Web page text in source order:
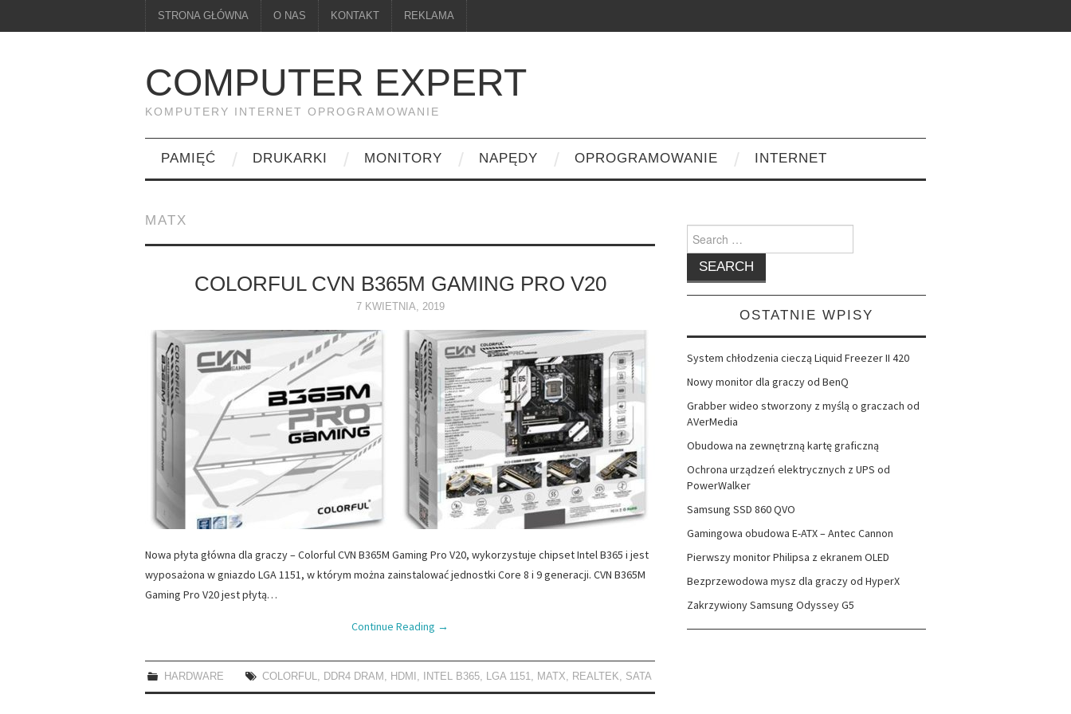
STRONA GŁÓWNA O NAS KONTAKT REKLAMA
COMPUTER EXPERT
KOMPUTERY INTERNET OPROGRAMOWANIE
PAMIĘĆ DRUKARKI MONITORY NAPĘDY OPROGRAMOWANIE INTERNET
MATX
COLORFUL CVN B365M GAMING PRO V20
7 KWIETNIA, 2019
Nowa płyta główna dla graczy – Colorful CVN B365M Gaming Pro V20, wykorzystuje chipset Intel B365 i jest
wyposażona w gniazdo LGA 1151, w którym można zainstalować jednostki Core 8 i 9 generacji. CVN B365M
Gaming Pro V20 jest płytą…
Continue Reading →
HARDWARE COLORFUL DDR4 DRAM HDMI INTEL B365 LGA 1151 MATX REALTEK SATA
Search
for:
OSTATNIE WPISY
System chłodzenia cieczą Liquid Freezer II 420
Nowy monitor dla graczy od BenQ
Grabber wideo stworzony z myślą o graczach od
AVerMedia
Obudowa na zewnętrzną kartę graficzną
Ochrona urządzeń elektrycznych z UPS od
PowerWalker
Samsung SSD 860 QVO
Gamingowa obudowa E-ATX – Antec Cannon
Pierwszy monitor Philipsa z ekranem OLED
Bezprzewodowa mysz dla graczy od HyperX
Zakrzywiony Samsung Odyssey G5